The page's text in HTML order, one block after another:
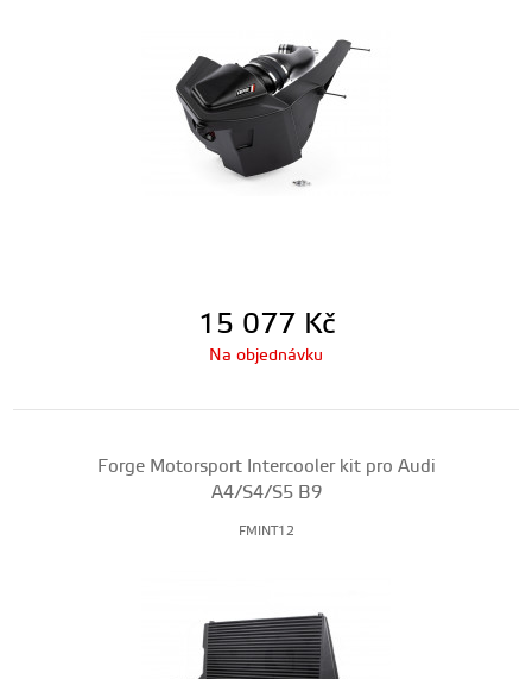
15 077 Kč
Na objednávku
Forge Motorsport Intercooler kit pro Audi
A4/S4/S5 B9
FMINT12